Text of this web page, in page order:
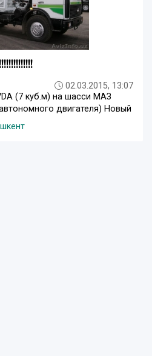
02.03.2015, 13:07
(7 куб.м) на шасси МАЗ
двигателя) Новый